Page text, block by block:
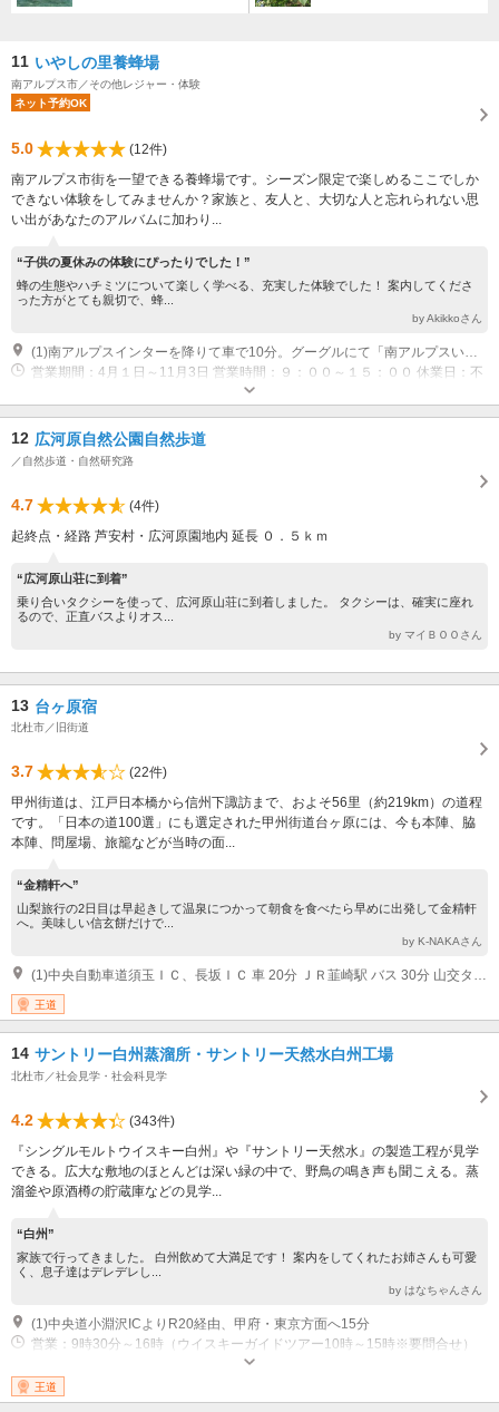
11 いやしの里養蜂場
南アルプス市／その他レジャー・体験
ネット予約OK
5.0
(12件)
南アルプス市街を一望できる養蜂場です。シーズン限定で楽しめるここでしか
できない体験をしてみませんか？家族と、友人と、大切な人と忘れられない思
い出があなたのアルバムに加わり...
“子供の夏休みの体験にぴったりでした！”
蜂の生態やハチミツについて楽しく学べる、充実した体験でした！ 案内してくださ
った方がとても親切で、蜂...
by Akikkoさん
営業期間：4月１日～11月3日 営業時間：９：００～１５：００ 休業日：不
12 広河原自然公園自然歩道
／自然歩道・自然研究路
4.7
(4件)
起終点・経路 芦安村・広河原園地内 延長 ０．５ｋｍ
“広河原山荘に到着”
乗り合いタクシーを使って、広河原山荘に到着しました。 タクシーは、確実に座れ
るので、正直バスよりオス...
by マイＢＯＯさん
13 台ヶ原宿
北杜市／旧街道
3.7
(22件)
甲州街道は、江戸日本橋から信州下諏訪まで、およそ56里（約219km）の道程
です。「日本の道100選」にも選定された甲州街道台ヶ原には、今も本陣、脇
本陣、問屋場、旅籠などが当時の面...
“金精軒へ”
山梨旅行の2日目は早起きして温泉につかって朝食を食べたら早めに出発して金精軒
へ。美味しい信玄餅だけで...
by K-NAKAさん
(1)中央自動車道須玉ＩＣ、長坂ＩＣ 車 20分 ＪＲ韮崎駅 バス 30分 山交タウンコーチバス→http://yamanashikotsu.co.jp/ ＪＲ韮崎駅 バス 40分 甲斐駒ヶ岳周遊バス（4/1?10/28運行） ＪＲ小淵沢駅 バス 30分 甲斐駒ヶ岳周遊バス（4/1?10/28運行）
王道
14 サントリー白州蒸溜所・サントリー天然水白州工場
北杜市／社会見学・社会科見学
4.2
(343件)
『シングルモルトウイスキー白州』や『サントリー天然水』の製造工程が見学
できる。広大な敷地のほとんどは深い緑の中で、野鳥の鳴き声も聞こえる。蒸
溜釜や原酒樽の貯蔵庫などの見学...
“白州”
家族で行ってきました。 白州飲めて大満足です！ 案内をしてくれたお姉さんも可愛
く、息子達はデレデレし...
by はなちゃんさん
(1)中央道小淵沢ICよりR20経由、甲府・東京方面へ15分
営業：9時30分～16時（ウイスキーガイドツアー10時～15時※要問合せ）
王道